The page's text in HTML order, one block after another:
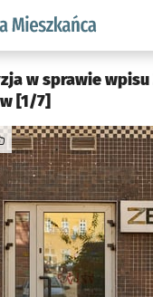
wroclaw.pl
w sprawie wpisu
[1/7]